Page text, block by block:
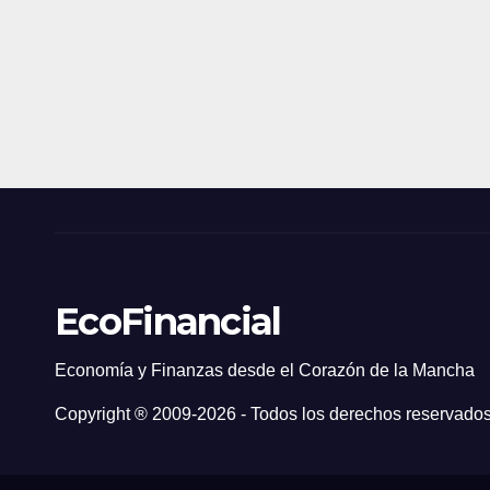
EcoFinancial
Economía y Finanzas desde el Corazón de la Mancha
Copyright ® 2009-2026 - Todos los derechos